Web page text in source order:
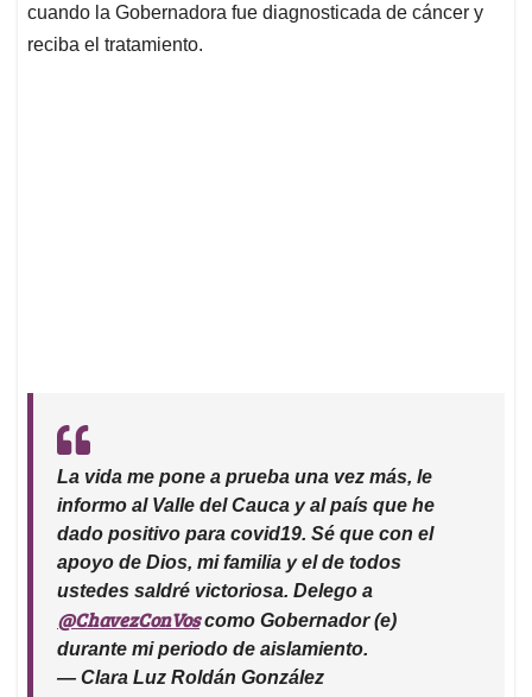
cuando la Gobernadora fue diagnosticada de cáncer y
reciba el tratamiento.
La vida me pone a prueba una vez más, le
informo al Valle del Cauca y al país que he
dado positivo para covid19. Sé que con el
apoyo de Dios, mi familia y el de todos
ustedes saldré victoriosa. Delego a
@ChavezConVoscomo Gobernador (e)
durante mi periodo de aislamiento.
— Clara Luz Roldán González